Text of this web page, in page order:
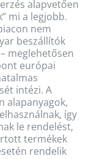
alapvetően
mi a legjobb.
nem
beszállítók
meglehetősen
európai
intézi. A
alapanyagok,
így
le rendelést,
termékek
rendelik